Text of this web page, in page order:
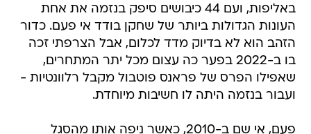
באליפות, ועם 44 כיבושים סיפק בנזמה את אחת
העונות הגדולות ביותר של שחקן בודד אי פעם. כדור
הזהב הוא לא בדיוק מדד לכלום, אבל הצרפתי זכה
בו ב-2022 בפער כה עצום מכל יתר המתחרים,
שאפילו הפרס של פראנס פוטבול מקבל רלוונטיות -
ועבור בנזמה היתה לו חשיבות מיוחדת.
פעם, אי שם ב-2010, כאשר ניפה אותו מהסגל